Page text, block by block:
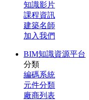
知識影片
課程資訊
建築名師
加入我們
BIM知識資源平台
分類
編碼系統
元件分類
廠商列表